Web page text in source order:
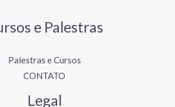
e Palestras
Palestras e Cursos
CONTATO
Legal